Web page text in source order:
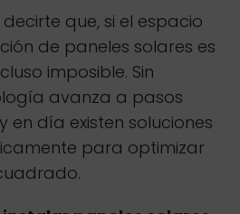
que, si el espacio
de paneles solares es
imposible. Sin
avanza a pasos
en día existen soluciones
para optimizar